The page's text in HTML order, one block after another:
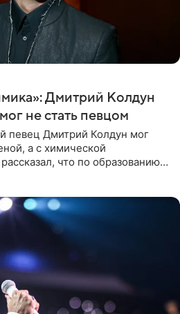
Дмитрий Колдун
не стать певцом
певец Дмитрий Колдун мог
а с химической
что по образованию